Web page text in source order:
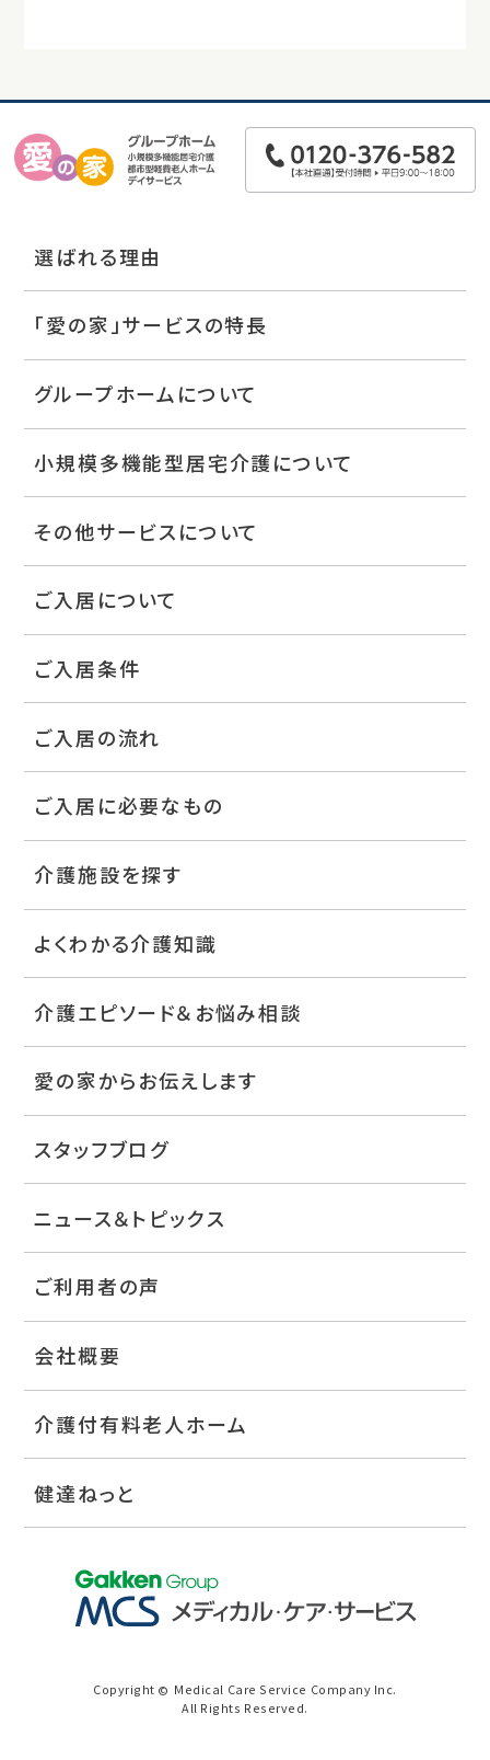
選ばれる理由
「愛の家」サービスの特長
グループホームについて
小規模多機能型居宅介護について
その他サービスについて
ご入居について
ご入居条件
ご入居の流れ
ご入居に必要なもの
介護施設を探す
よくわかる介護知識
介護エピソード＆お悩み相談
愛の家からお伝えします
スタッフブログ
ニュース＆トピックス
ご利用者の声
会社概要
介護付有料老人ホーム
健達ねっと
Copyright © Medical Care Service Company Inc.
All Rights Reserved.